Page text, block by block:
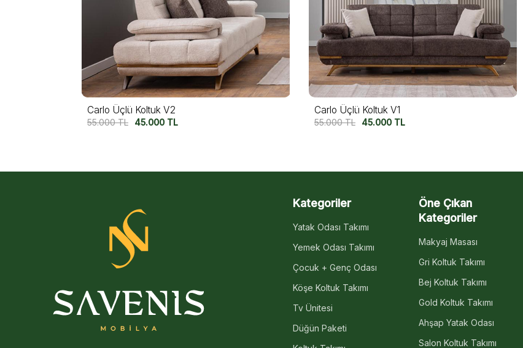
Carlo Üçlü Koltuk V1
55.000TL 45.000 TL
Capri Üçlü Koltuk
57.500TL 47.500TL
Kategoriler
Yatak Odası Takımı
Yemek Odası Takımı
Çocuk + Genç Odası
Köşe Koltuk Takımı
Tv Ünitesi
Düğün Paketi
Öne Çıkan
Kategoriler
Makyaj Masası
Gri Koltuk Takımı
Bej Koltuk Takımı
Gold Koltuk Takımı
Ahşap Yatak Odası
Salon Koltuk Takımı